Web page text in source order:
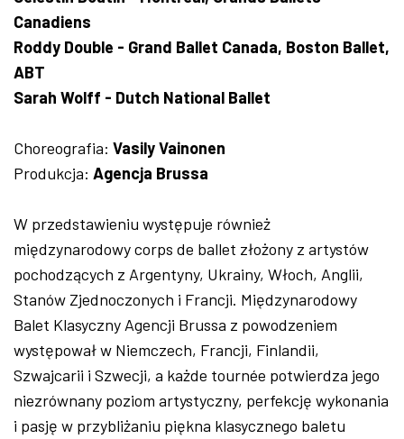
Canadiens
Roddy Double - Grand Ballet Canada, Boston Ballet,
ABT
Sarah Wolff - Dutch National Ballet
Choreografia: Vasily Vainonen
Produkcja: Agencja Brussa
W przedstawieniu występuje również
międzynarodowy corps de ballet złożony z artystów
pochodzących z Argentyny, Ukrainy, Włoch, Anglii,
Stanów Zjednoczonych i Francji. Międzynarodowy
Balet Klasyczny Agencji Brussa z powodzeniem
występował w Niemczech, Francji, Finlandii,
Szwajcarii i Szwecji, a każde tournée potwierdza jego
niezrównany poziom artystyczny, perfekcję wykonania
i pasję w przybliżaniu piękna klasycznego baletu